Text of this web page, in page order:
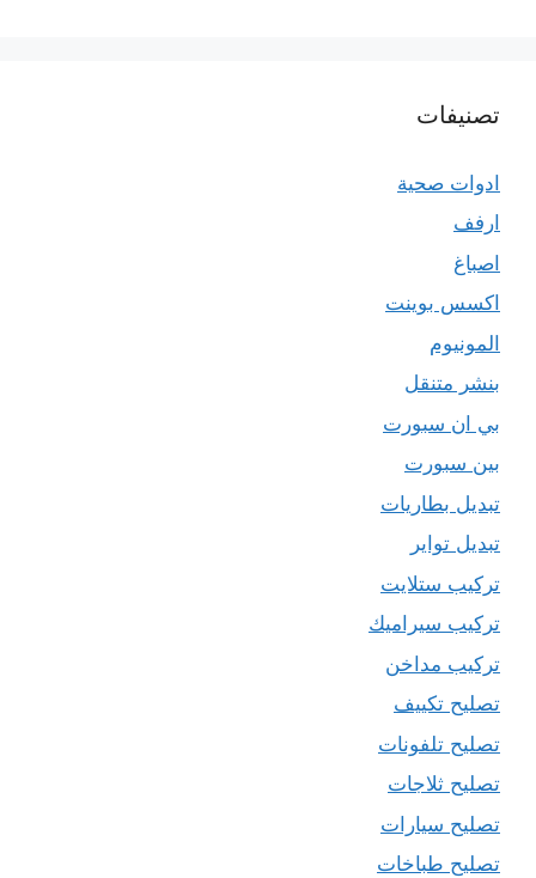
تصنيفات
ادوات صحية
ارفف
اصباغ
اكسس بوينت
المونيوم
بنشر متنقل
بي ان سبورت
بين سبورت
تبديل بطاريات
تبديل تواير
تركيب ستلايت
تركيب سيراميك
تركيب مداخن
تصليح تكييف
تصليح تلفونات
تصليح ثلاجات
تصليح سيارات
تصليح طباخات